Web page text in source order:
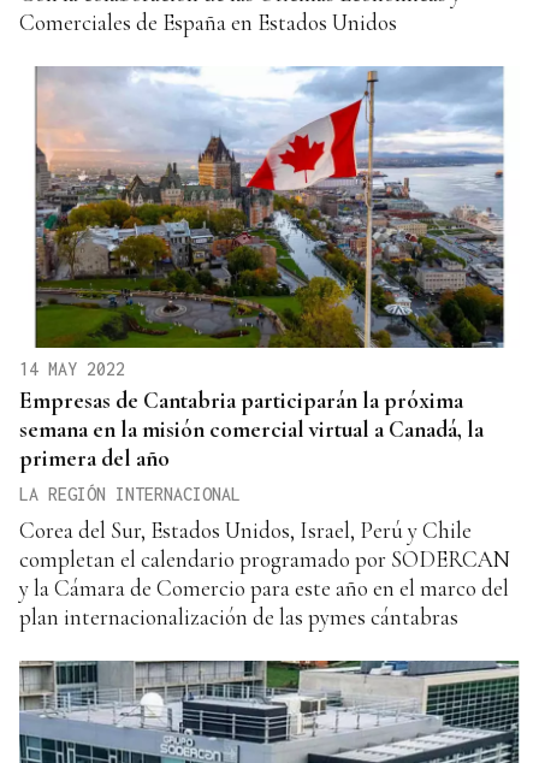
Comerciales de España en Estados Unidos
14 MAY 2022
Empresas de Cantabria participarán la próxima
semana en la misión comercial virtual a Canadá, la
primera del año
LA REGIÓN INTERNACIONAL
Corea del Sur, Estados Unidos, Israel, Perú y Chile
completan el calendario programado por SODERCAN
y la Cámara de Comercio para este año en el marco del
plan internacionalización de las pymes cántabras